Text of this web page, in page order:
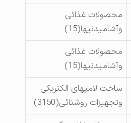
محصولات غذائی
وآشامیدنیها(15)
محصولات غذائی
وآشامیدنیها(15)
ساخت لامپهای الکتریکی
وتجهیزات روشنائی(3150)